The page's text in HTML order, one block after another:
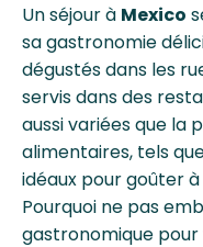
Un séjour à Mexico
sa gastronomie
dégustés dans les
servis dans des
aussi variées que la
alimentaires, tels
idéaux pour goûter
Pourquoi ne pas
gastronomique